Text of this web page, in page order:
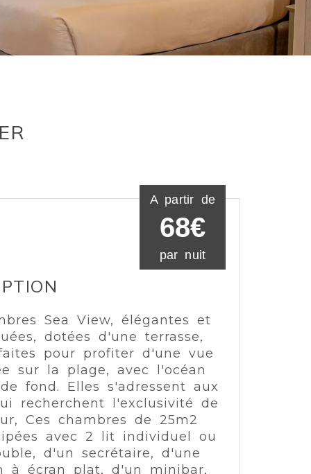
A partir de
68€
par nuit
Sea View, élégantes et
dotées d'une terrasse,
pour profiter d'une vue
sur la plage, avec l'océan
fond. Elles s'adressent aux
recherchent l'exclusivité de
Ces chambres de 25m2
avec 2 lit individuel ou
d'un secrétaire, d'une
à écran plat, d'un minibar,